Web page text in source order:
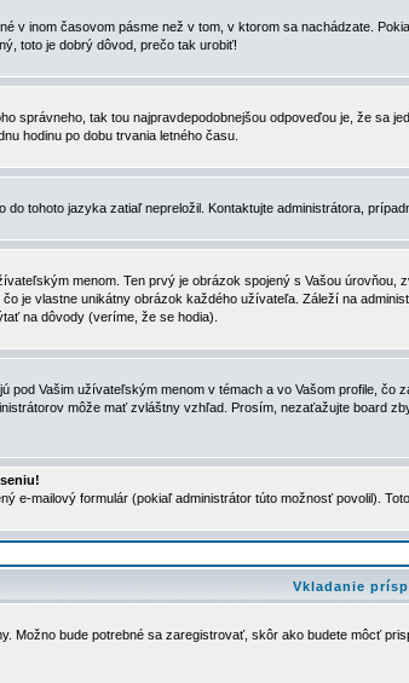
v inom časovom pásme než v tom, v ktorom sa nachádzate.
toto je dobrý dôvod, prečo tak urobiť!
správneho, tak tou najpravdepodobnejšou odpoveďou je, že sa
hodinu po dobu trvania letného času.
do tohoto jazyka zatiaľ nepreložil. Kontaktujte administrátora,
menom. Ten prvý je obrázok spojený s Vašou
je vlastne unikátny obrázok každého užívateľa. Záleží na
na dôvody (veríme, že se hodia).
pod Vašim užívateľským menom v témach a vo Vašom profile,
môže mať zvláštny vzhľad. Prosím, nezaťažujte board
e-mailový formulár (pokiaľ administrátor túto možnosť povolil).
Vkladanie
Možno bude potrebné sa zaregistrovať, skôr ako budete môcť